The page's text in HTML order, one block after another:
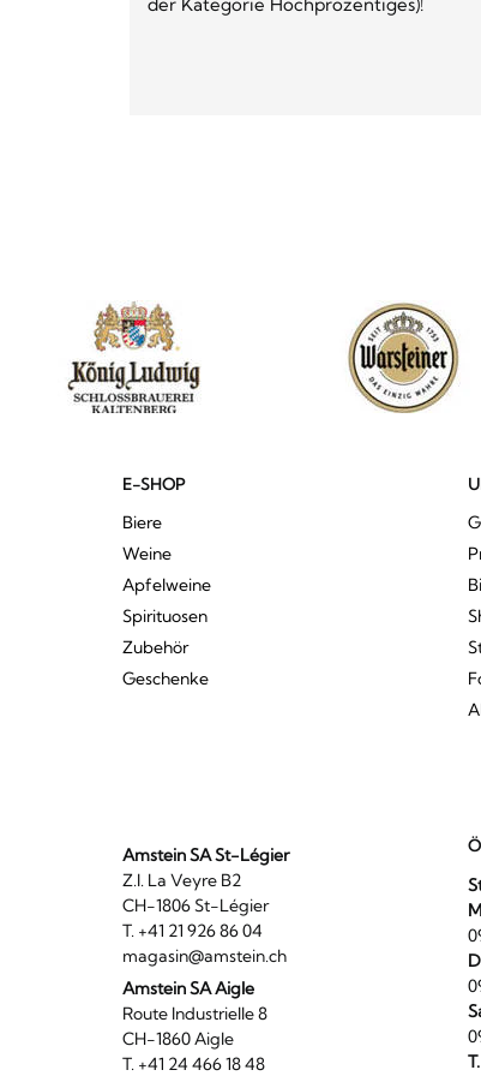
E-SHOP
Biere
Weine
Apfelweine
Spirituosen
Zubehör
Geschenke
Amstein SA St-Légier
Z.I. La Veyre B2
CH-1806 St-Légier
T. +41 21 926 86 04
magasin@amstein.ch
Amstein SA Aigle
Route Industrielle 8
CH-1860 Aigle
T. +41 24 466 18 48